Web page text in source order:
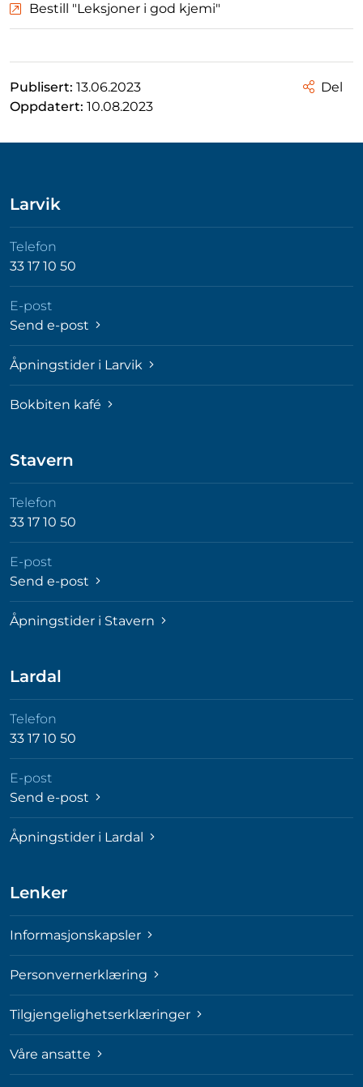
Bestill "Leksjoner i god kjemi"
Publisert: 13.06.2023
Oppdatert: 10.08.2023
Del
Larvik
Telefon
33 17 10 50
E-post
Send e-post
Åpningstider i Larvik
Bokbiten kafé
Stavern
Telefon
33 17 10 50
E-post
Send e-post
Åpningstider i Stavern
Lardal
Telefon
33 17 10 50
E-post
Send e-post
Åpningstider i Lardal
Lenker
Informasjonskapsler
Personvernerklæring
Tilgjengelighetserklæringer
Våre ansatte